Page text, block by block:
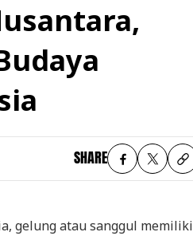
SHARE
gelung atau sanggul memiliki